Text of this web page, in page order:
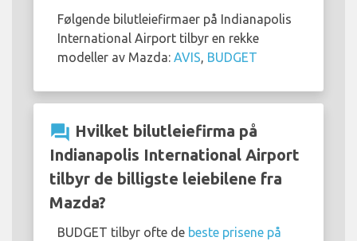
Følgende bilutleiefirmaer på Indianapolis
International Airport tilbyr en rekke
modeller av Mazda: AVIS, BUDGET
question_answer Hvilket bilutleiefirma på
Indianapolis International Airport
tilbyr de billigste leiebilene fra
Mazda?
BUDGET tilbyr ofte de beste prisene på